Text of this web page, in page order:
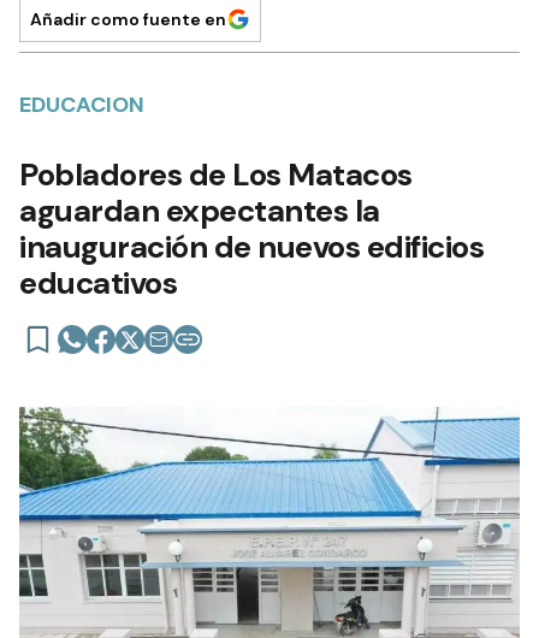
Añadir como fuente en
EDUCACION
Pobladores de Los Matacos
aguardan expectantes la
inauguración de nuevos edificios
educativos